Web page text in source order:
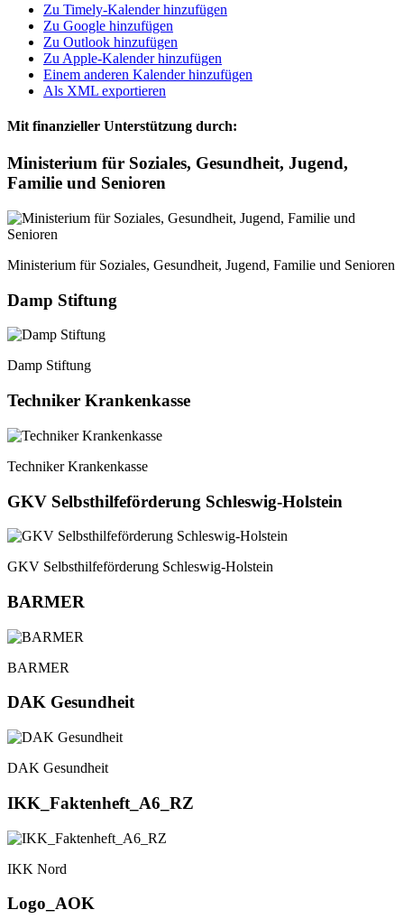
Zu Timely-Kalender hinzufügen
Zu Google hinzufügen
Zu Outlook hinzufügen
Zu Apple-Kalender hinzufügen
Einem anderen Kalender hinzufügen
Als XML exportieren
Mit finanzieller Unterstützung durch:
Ministerium für Soziales, Gesundheit, Jugend,
Familie und Senioren
Ministerium für Soziales, Gesundheit, Jugend, Familie und Senioren
Damp Stiftung
Damp Stiftung
Techniker Krankenkasse
Techniker Krankenkasse
GKV Selbsthilfeförderung Schleswig-Holstein
GKV Selbsthilfeförderung Schleswig-Holstein
BARMER
BARMER
DAK Gesundheit
DAK Gesundheit
IKK_Faktenheft_A6_RZ
IKK Nord
Logo_AOK